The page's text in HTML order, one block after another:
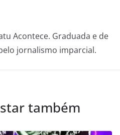
Acontece. Graduada e de
jornalismo imparcial.
também